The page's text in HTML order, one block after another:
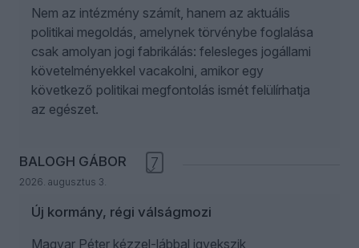
Nem az intézmény számít, hanem az aktuális
politikai megoldás, amelynek törvénybe foglalása
csak amolyan jogi fabrikálás: felesleges jogállami
követelményekkel vacakolni, amikor egy
következő politikai megfontolás ismét felülírhatja
az egészet.
BALOGH GÁBOR
2026. augusztus 3.
7
Új kormány, régi válságmozi
Magyar Péter kézzel-lábbal igyekszik